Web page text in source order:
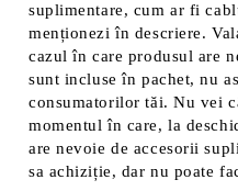
suplimentare, cum ar fi
menționezi în descriere.
cazul în care produsul are
sunt incluse în pachet, nu
consumatorilor tăi. Nu vei
momentul în care, la
are nevoie de accesorii
sa achiziție, dar nu poate